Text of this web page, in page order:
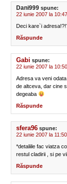
Dani999 spune:
22 iunie 2007 la 10:47
Deci kare`i
Răspunde
Gabi spune:
22 iunie 2007 la 10:50
Adresa va veni
de altceva, dar cine
degeaba
Răspunde
sfera96 spune:
22 iunie 2007 la 11:50
*detaliile fac viatza
restul cladirii , si pe
Răspunde